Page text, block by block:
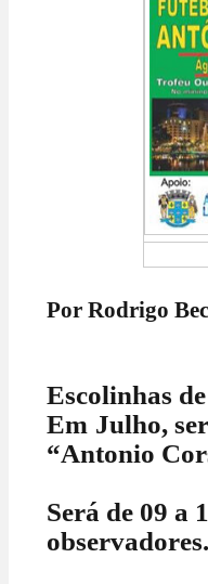
Por Rodrigo
Escolinhas
Em Julho,
“Antonio
Será de 09 a